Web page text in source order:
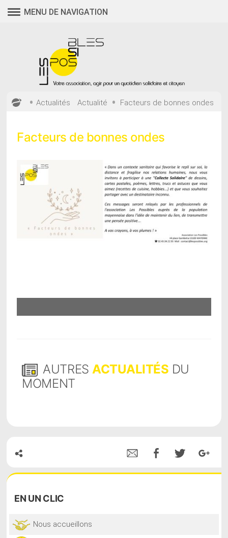
MENU DE NAVIGATION
• Actualités Actualité • Facteurs de bonnes ondes
Facteurs de bonnes ondes
AUTRESACTUALITÉS DU
MOMENT
EN UN CLIC
Nous accueillons